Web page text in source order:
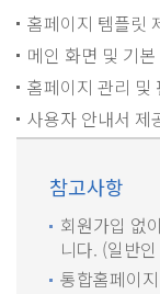
홈페이지 템플릿
메인 화면 및 기
홈페이지 관리 및
사용자 안내서 제
참고사항
회원가입 없
니다. (일반
통합홈페이